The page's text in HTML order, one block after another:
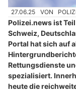
27.06.25 VON
Polizei.news ist
Schweiz,
Portal hat sich auf
Rettungsdienste
spezialisiert.
heute die